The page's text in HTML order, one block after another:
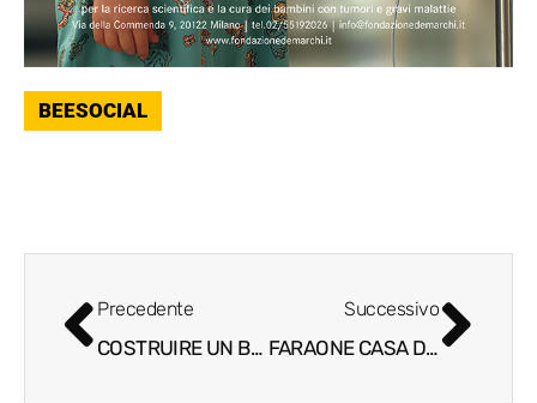
BEESOCIAL
Precedente
COSTRUIRE UN BRAND ICONICO: LA VISIONE DI COLUMBIA CON “ENGINEERED FOR WHATEVER”
Successivo
FARAONE CASA D’ASTE: 323 LOTTI IN ASTA IL 2 DICEMBRE